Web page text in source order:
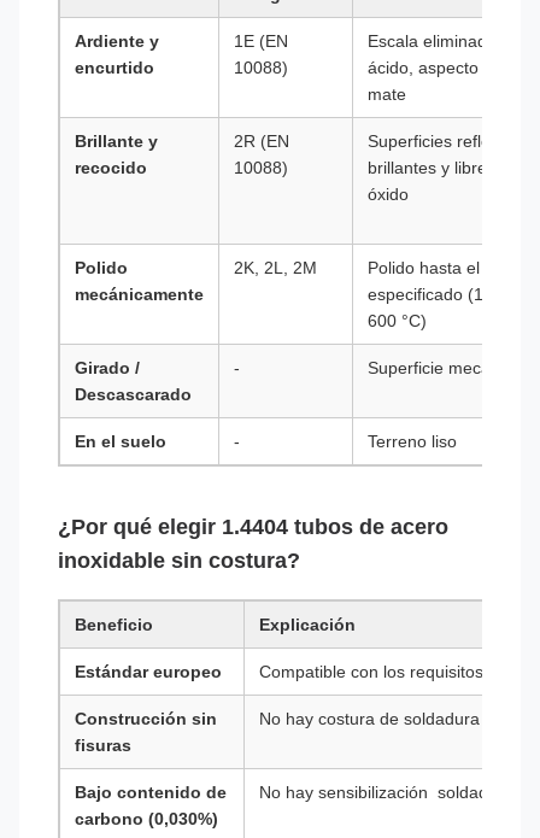
Ardiente y
encurtido
1E (EN
10088)
Escala eliminada por
ácido, aspecto gris
mate
Brillante y
recocido
2R (EN
10088)
Superficies reflectoras
brillantes y libres de
óxido
Polido
mecánicamente
2K, 2L, 2M
Polido hasta el grano
especificado (180 °C a
600 °C)
Girado /
Descascarado
- Superficie mecanizada
En el suelo - Terreno liso
¿Por qué elegir 1.4404 tubos de acero
inoxidable sin costura?
Beneficio Explicación
Estándar europeo Compatible con los requisitos de la
Construcción sin
fisuras
No hay costura de soldadura
Bajo contenido de
carbono (0,030%)
No hay sensibilización ️ soldadura